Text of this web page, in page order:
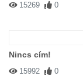
15269 0
Nincs cím!
15992 0